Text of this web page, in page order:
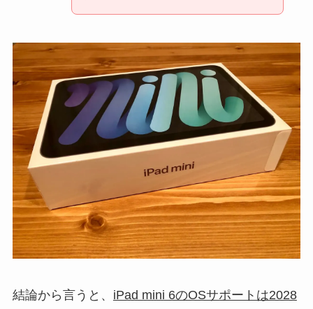
結論から言うと、 iPad mini 6のOSサポートは2028